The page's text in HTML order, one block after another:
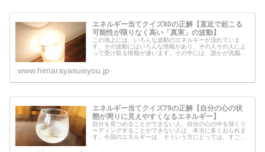
エネルギー当てクイズ80の正解【直近で起こる
可能性が限りなく高い「真実」の波動】
この地上には、いろんな波動のエネルギーが流れていま
す。その波動にはいろんな情報があり、その人その人によ
って受け取る情報が違います。その中には、誰かが洗脳を
www.himarayasuisyou.jp
エネルギー当てクイズ79の正解【自分の心の状
態が周りに見えやすくなるエネルギー】
自分を見つめることができない人、自分の心の中を深くリ
ーディングすることができない人は、本当に多くおられま
す。今回のエネルギーは、そういう方にとっては、すごく